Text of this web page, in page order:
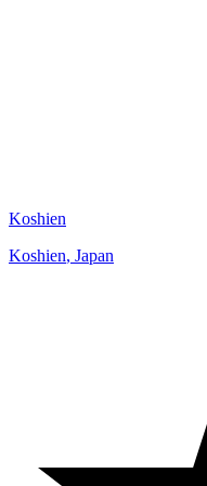
Koshien
Koshien, Japan